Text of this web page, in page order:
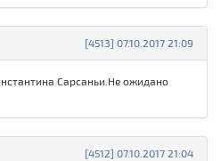
[4513] 07.10.2017 21:09
Сарсаньи.Не ожидано
[4512] 07.10.2017 21:04